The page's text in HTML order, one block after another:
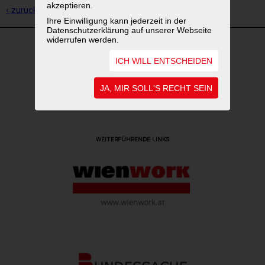
akzeptieren.
Ihre Einwilligung kann jederzeit in der
Datenschutzerklärung auf unserer Webseite
widerrufen werden.
ICH WILL ENTSCHEIDEN
JA, MIR SOLL'S RECHT SEIN
‹ zurück zur Übersicht
UNSER FÖRDERGEBER
WEITERFÜHRENDE LINKS